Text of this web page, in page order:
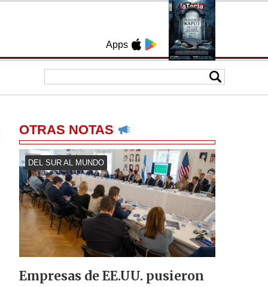
Apps
OTRAS NOTAS
DEL SUR AL MUNDO
Empresas de EE.UU. pusieron